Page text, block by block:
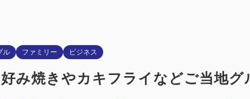
ル ファミリー ビジネス
み焼きやカキフライなどご当地グ